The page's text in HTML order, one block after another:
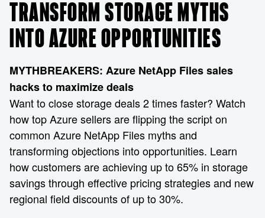
TRANSFORM STORAGE MYTHS
INTO AZURE OPPORTUNITIES
MYTHBREAKERS: Azure NetApp Files sales
hacks to maximize deals
Want to close storage deals 2 times faster? Watch
how top Azure sellers are flipping the script on
common Azure NetApp Files myths and
transforming objections into opportunities. Learn
how customers are achieving up to 65% in storage
savings through effective pricing strategies and new
regional field discounts of up to 30%.